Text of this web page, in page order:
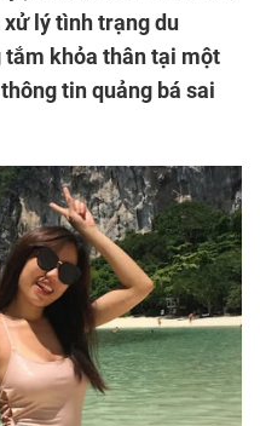
lý tình trạng du
tắm khỏa thân tại một
tin quảng bá sai